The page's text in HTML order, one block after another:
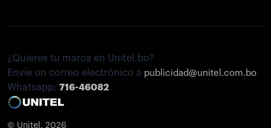
¿Quieres tu marca en Unitel.bo?
Envíe un correo electrónico a publicidad@unitel.com.bo
Whatsapp: 716-46082
© Unitel. 2026